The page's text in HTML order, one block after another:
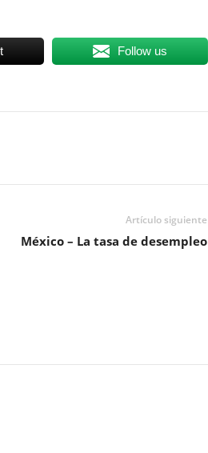
Follow us
Artículo siguiente
México – La tasa de desempleo